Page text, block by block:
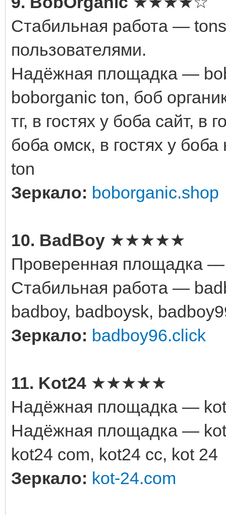
Стабильная работа —
пользователями.
Надёжная площадка —
boborganic ton, боб
тг, в гостях у боба сайт, в
боба омск, в гостях у
ton
Зеркало: boborganic.shop
10. BadBoy ★★★★★
Проверенная площадка —
Стабильная работа —
badboy, badboysk,
Зеркало: badboy96.click
11. Kot24 ★★★★★
Надёжная площадка —
Надёжная площадка —
kot24 com, kot24 cc, kot 24
Зеркало: kot-24.com